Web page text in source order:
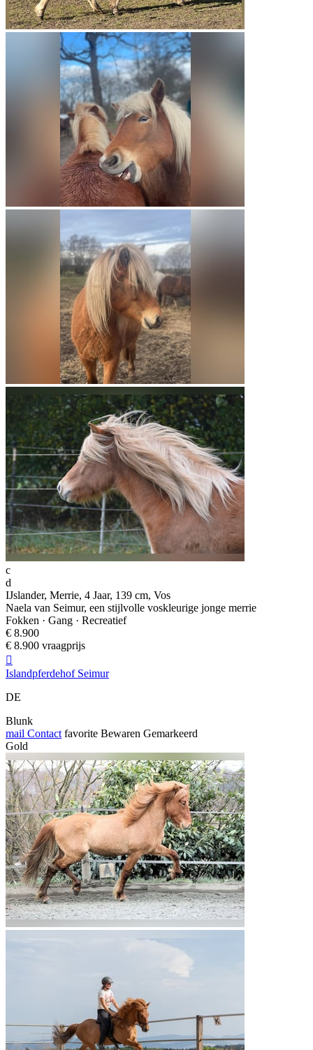
c
d
IJslander, Merrie, 4 Jaar, 139 cm, Vos
Naela van Seimur, een stijlvolle voskleurige jonge merrie
Fokken · Gang · Recreatief
€ 8.900
€ 8.900 vraagprijs

Islandpferdehof Seimur
DE
Blunk
mail Contact favorite Bewaren Gemarkeerd
Gold